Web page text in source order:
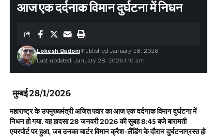
आज एक दर्दनाक विमान दुर्घटना में निधन
Last updated: January 28, 2026 1:10 am
Lokesh Badoni Published January 28, 2026
मुम्बई 28/1/2026
महाराष्ट्र के उपमुख्यमंत्री अजित पवार का आज एक दर्दनाक विमान दुर्घटना में
निधन हो गया. यह हादसा 28 जनवरी 2026 की सुबह 8:45 बजे बारामती
एयरपोर्ट पर हुआ, जब उनका चार्टर विमान क्रैश-लैंडिंग के दौरान दुर्घटनाग्रस्त हो